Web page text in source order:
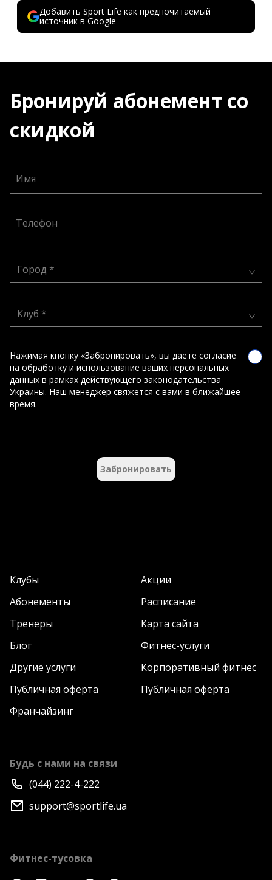
Добавить Sport Life как предпочитаемый
источник в Google
Бронируй абонемент со
скидкой
Имя
Телефон
Город *
Клуб *
Нажимая кнопку «Забронировать», вы даете согласие
на обработку и использование ваших персональных
данных в рамках действующего законодательства
Украины. Наш менеджер свяжется с вами в ближайшее
время.
Забронировать
Клубы
Акции
Абонементы
Расписание
Тренеры
Карта сайта
Блог
Фитнес-услуги
Другие услуги
Корпоративный фитнес
Публичная оферта
Публичная оферта
Франчайзинг
Будь с нами на связи
(044) 222-4-222
support@sportlife.ua
Фитнес-тусовка